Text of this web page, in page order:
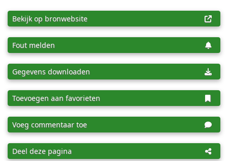
Bekijk op bronwebsite
Fout melden
Gegevens downloaden
Toevoegen aan favorieten
Voeg commentaar toe
Deel deze pagina